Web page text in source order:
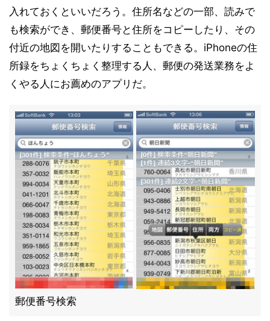
入れておくといいだろう。住所名などの一部、読みで
も検索ができ、郵便番号と住所をコピーしたり、その
付近の地図を開いたりすることもできる。iPhoneの住
所録をちょくちょく整理する人、郵便の発送業務をよ
くやる人にお薦めのアプリだ。
郵便番号検索